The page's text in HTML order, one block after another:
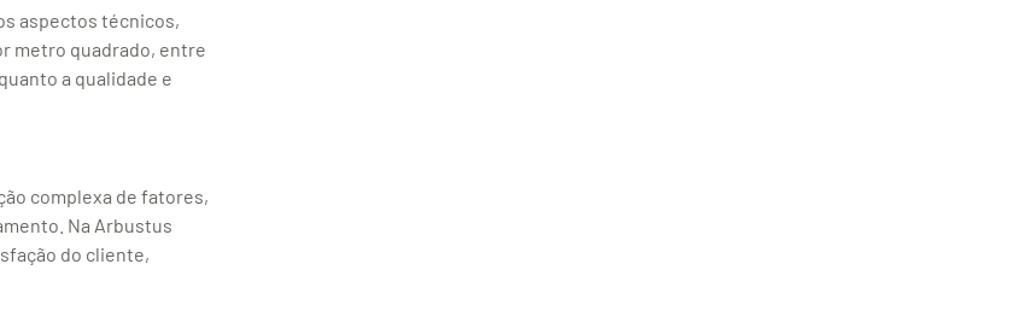
aspectos técnicos,
metro quadrado, entre
a qualidade e
complexa de fatores,
Na Arbustus
do cliente,